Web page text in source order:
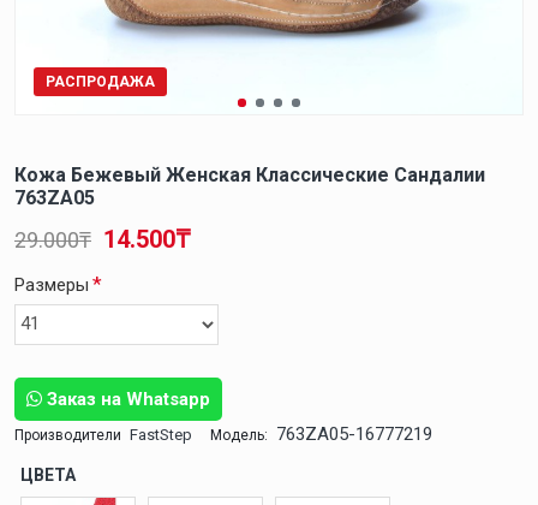
РАСПРОДАЖА
Кожа Бежевый Женская Классические Сандалии
763ZA05
Заказ на Whatsapp
Производители FastStep Модель: 763ZA05-16777219
14.500₸
29.000₸
Размеры
ЦВЕТА